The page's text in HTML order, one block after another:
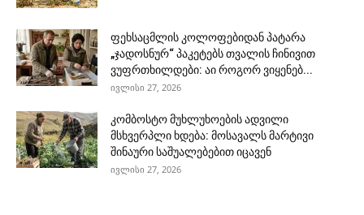
ფეხსაცმლის კოლოფებიდან პატარა
„ჯადოსნურ“ პაკეტებს თვალის ჩინივით
ვუფრთხილდები: აი როგორ ვიყენებ...
ივლისი 27, 2026
კომბოსტო მუხლუხოების ადვილი
მსხვერპლი ხდება: მოსავალს მარტივი
შინაური საშუალებებით იცავენ
ივლისი 27, 2026